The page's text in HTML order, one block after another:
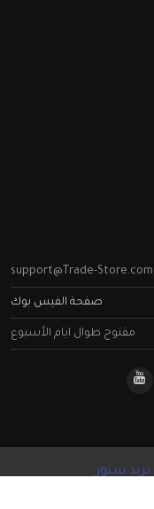
support@Trade-Store.com
صفحة الفيس بوك
مفتوح طوال ايام الأسبوع
تريد ستور